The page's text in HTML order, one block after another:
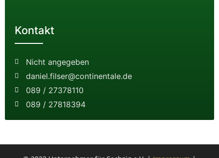
Kontakt
Nicht angegeben
daniel.filser@continentale.de
089 / 27378110
089 / 27818394